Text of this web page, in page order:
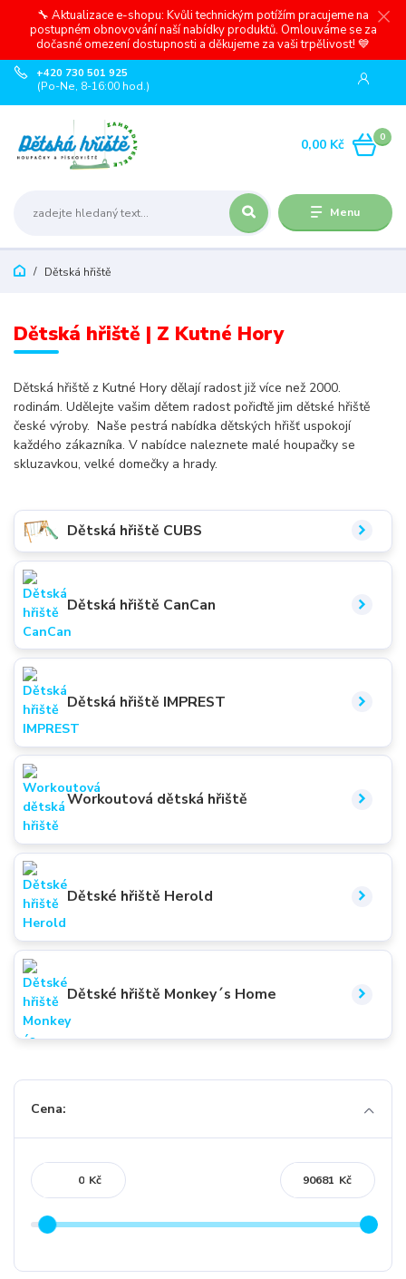
🔧 Aktualizace e-shopu: Kvůli technickým potížím pracujeme na
postupném obnovování naší nabídky produktů. Omlouváme se za
dočasné omezení dostupnosti a děkujeme za vaši trpělivost! 💙
Menu
+420 730 501 925
(Po-Ne, 8-16:00 hod.)
0
0,00 Kč
Dětská hřiště
Dětská hřiště | Z Kutné Hory
Dětská hřiště z Kutné Hory dělají radost již více než 2000.
rodinám. Udělejte vašim dětem radost pořiďtě jim dětské hřiště
české výroby. Naše pestrá nabídka dětských hřišť uspokojí
každého zákazníka. V nabídce naleznete malé houpačky se
skluzavkou, velké domečky a hrady.
Dětská hřiště CUBS
Dětská hřiště CanCan
Dětská hřiště IMPREST
Workoutová dětská hřiště
Dětské hřiště Herold
Dětské hřiště Monkey´s Home
Cena:
Kč Kč